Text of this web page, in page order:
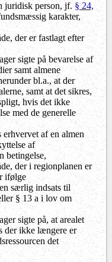
juridisk person, jf.§ 24,
karakter,
der er fastlagt efter
sigte på bevarelse af
samt almene
bl.a., at der
samt at det sikres,
hvis det ikke
med de generelle
erhvervet afen almen
af
betingelse,
der i regionplanen er
ifølge
særlig indsats til
§ 13 a i lov om
sigte på, at arealet
der ikke længere er
det